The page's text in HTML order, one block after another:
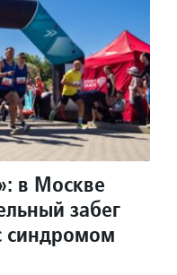
в Москве
забег
синдромом